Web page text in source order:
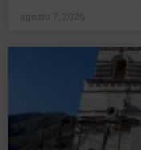
agosto 7, 2026